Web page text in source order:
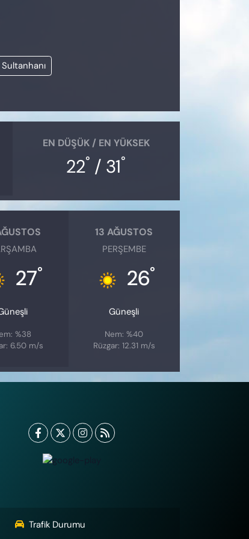
Sultanhanı
EN DÜŞÜK / EN YÜKSEK
22° / 31°
27°
%38
6.50 m/s
13 AĞUSTOS
PERŞEMBE
26°
Güneşli
Nem: %40
Rüzgar: 12.31 m/s
Trafik Durumu